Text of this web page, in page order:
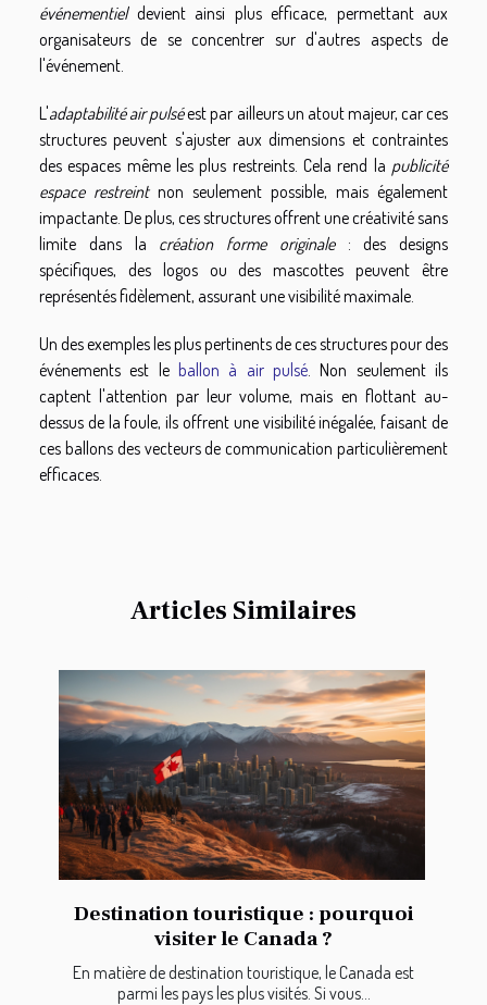
événementieldevient ainsi plus efficace, permettant aux
organisateurs de se concentrer sur d'autres aspects de
l'événement.
L'adaptabilité air pulséest par ailleurs un atout majeur, car ces
structures peuvent s'ajuster aux dimensions et contraintes
des espaces même les plus restreints. Cela rend la publicité
espace restreintnon seulement possible, mais également
impactante. De plus, ces structures offrent une créativité sans
limite dans la création forme originale: des designs
spécifiques, des logos ou des mascottes peuvent être
représentés fidèlement, assurant une visibilité maximale.
Un des exemples les plus pertinents de ces structures pour des
événements est le ballon à air pulsé. Non seulement ils
captent l'attention par leur volume, mais en flottant au-
dessus de la foule, ils offrent une visibilité inégalée, faisant de
ces ballons des vecteurs de communication particulièrement
efficaces.
Articles Similaires
Destination touristique : pourquoi
visiter le Canada ?
En matière de destination touristique, le Canada est
parmi les pays les plus visités. Si vous...